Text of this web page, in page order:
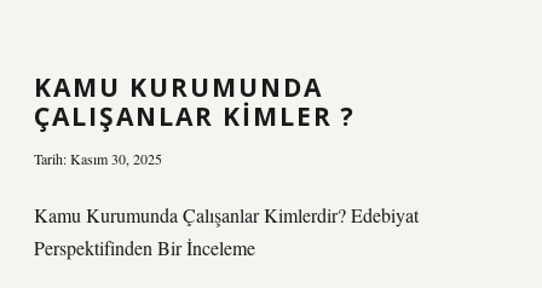
KAMU KURUMUNDA
ÇALIŞANLAR KIMLER ?
Tarih: Kasım 30, 2025
Kamu Kurumunda Çalışanlar Kimlerdir? Edebiyat
Perspektifinden Bir İnceleme